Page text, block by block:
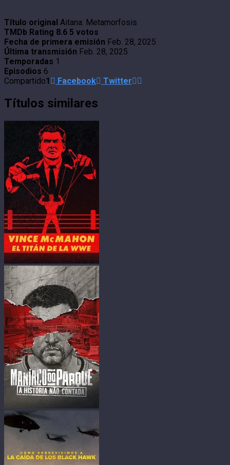
Título original Aitana: Metamorfosis
TMDb Rating 8.6 5 votos
Fecha de primera emisión Feb. 28, 2025
Última transmisión Feb. 28, 2025
Temporadas 1
Episodios 6
Compartido1 Facebook Twitter
Títulos similares